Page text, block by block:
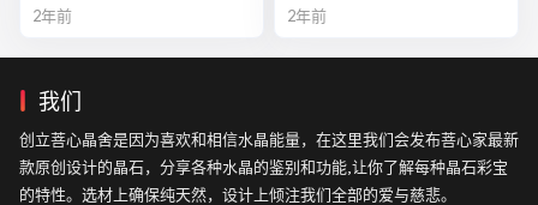
美异类
2年前
全解析
2年前
我们
创立菩心晶舍是因为喜欢和相信水晶能量，在这里我们会发布菩心家最新
款原创设计的晶石，分享各种水晶的鉴别和功能,让你了解每种晶石彩宝
的特性。选材上确保纯天然，设计上倾注我们全部的爱与慈悲。